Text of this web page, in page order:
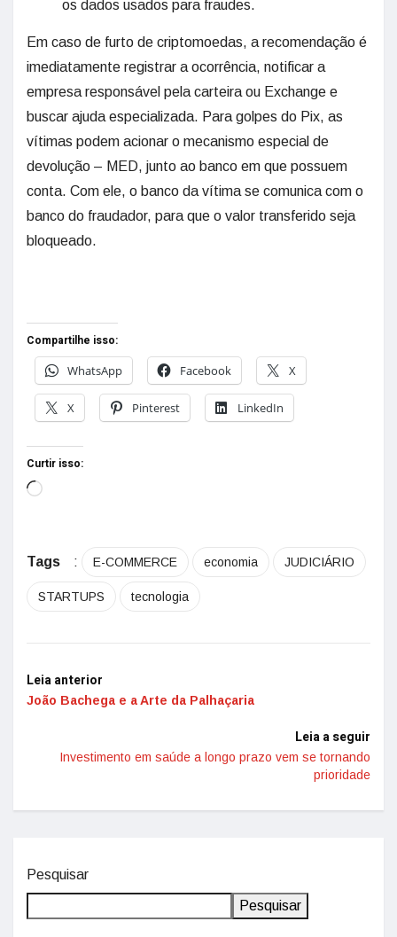
os dados usados para fraudes.
Em caso de furto de criptomoedas, a recomendação é
imediatamente registrar a ocorrência, notificar a
empresa responsável pela carteira ou Exchange e
buscar ajuda especializada. Para golpes do Pix, as
vítimas podem acionar o mecanismo especial de
devolução – MED, junto ao banco em que possuem
conta. Com ele, o banco da vítima se comunica com o
banco do fraudador, para que o valor transferido seja
bloqueado.
Compartilhe isso:
WhatsApp
Facebook X
X Pinterest LinkedIn
Curtir isso:
Tags : E-COMMERCE economia JUDICIÁRIO
STARTUPS tecnologia
Leia anterior
João Bachega e a Arte da Palhaçaria
Leia a seguir
Investimento em saúde a longo prazo vem se tornando
prioridade
Pesquisar
Pesquisar